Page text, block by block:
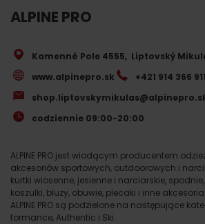
ALPINE PRO
ALPINE PRO jest wiodącym producentem
akcesoriów sportowych, outdoorowych i
kurtki wiosenne, jesienne i narciarskie,
koszulki, bluzy, obuwie, plecaki i inne
ALPINE PRO są podzielone na następujące
formance, Authentic i Ski.
Kamenné Pole 4555, Liptovský
www.alpinepro.sk
+421 914 366 911
codziennie 09:00-20:00